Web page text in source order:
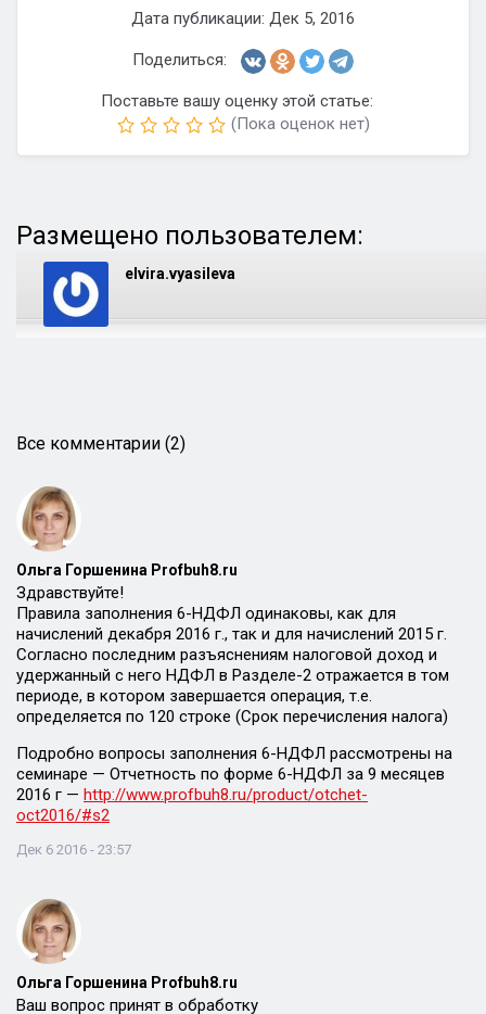
Дата публикации: Дек 5, 2016
Поделиться:
Поставьте вашу оценку этой статье:
(Пока оценок нет)
Размещено пользователем:
elvira.vyasileva
Все комментарии (2)
Ольга Горшенина Profbuh8.ru
Здравствуйте!
Правила заполнения 6-НДФЛ одинаковы, как для
начислений декабря 2016 г., так и для начислений 2015 г.
Согласно последним разъяснениям налоговой доход и
удержанный с него НДФЛ в Разделе-2 отражается в том
периоде, в котором завершается операция, т.е.
определяется по 120 строке (Срок перечисления налога)
Подробно вопросы заполнения 6-НДФЛ рассмотрены на
семинаре — Отчетность по форме 6-НДФЛ за 9 месяцев
2016 г — http://www.profbuh8.ru/product/otchet-
oct2016/#s2
Дек 6 2016 - 23:57
Ольга Горшенина Profbuh8.ru
Ваш вопрос принят в обработку